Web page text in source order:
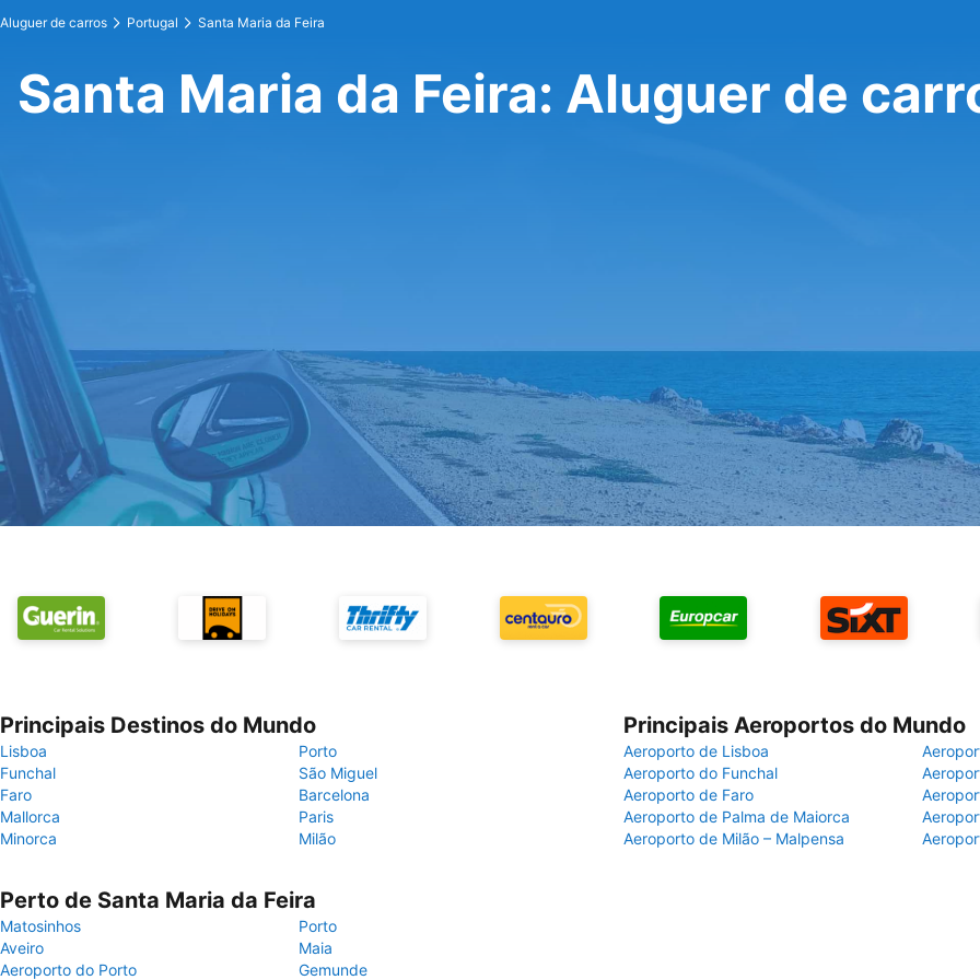
Aluguer de carros Portugal Santa Maria da Feira
Santa Maria da Feira: Aluguer de
Principais Destinos do Mundo
Lisboa
Porto
Funchal
São Miguel
Faro
Barcelona
Mallorca
Paris
Minorca
Milão
Principais Aeroportos do Mundo
Aeroporto de Lisboa
Aeroporto do Funchal
Aeroporto de Faro
Aeroporto de Palma de Maiorca
Aeroporto de Milão – Malpensa
Perto de Santa Maria da Feira
Matosinhos
Porto
Aveiro
Maia
Aeroporto do Porto
Gemunde